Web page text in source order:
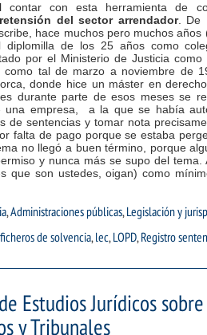
contar con esta herramienta de
del sector arrendador. De
hace muchos pero muchos
diplomilla de los 25 años como
por el Ministerio de Justicia
como tal de marzo a noviembre de
donde hice un máster en
durante parte de esos meses se
una empresa, a la que se había
de sentencias y tomar nota
falta de pago porque se estaba
no llegó a buen término, porque
y nunca más se supo del
que son ustedes, oigan) como
,Administraciones públicas,Legislación y
ficheros de solvencia,lec,LOPD,Registro
Estudios Jurídicos
y Tribunales